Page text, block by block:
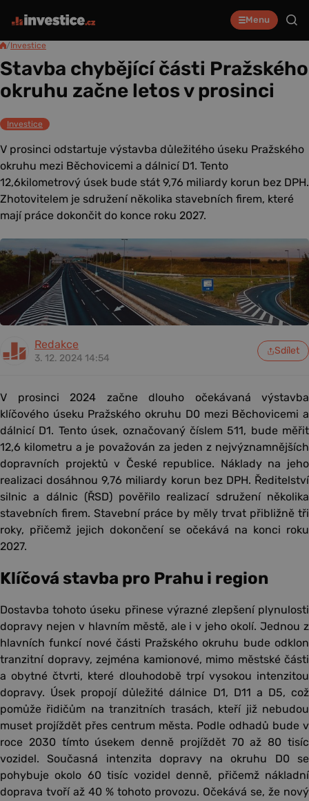
Menu
/Investice
Stavba chybějící části Pražského
okruhu začne letos v prosinci
Investice
V prosinci odstartuje výstavba důležitého úseku Pražského
okruhu mezi Běchovicemi a dálnicí D1. Tento
12,6kilometrový úsek bude stát 9,76 miliardy korun bez DPH.
Zhotovitelem je sdružení několika stavebních firem, které
mají práce dokončit do konce roku 2027.
Redakce
3. 12. 2024 14:54
Sdílet
V prosinci 2024 začne dlouho očekávaná výstavba
klíčového úseku Pražského okruhu D0 mezi Běchovicemi a
dálnicí D1. Tento úsek, označovaný číslem 511, bude měřit
12,6 kilometru a je považován za jeden z nejvýznamnějších
dopravních projektů v České republice. Náklady na jeho
realizaci dosáhnou 9,76 miliardy korun bez DPH. Ředitelství
silnic a dálnic (ŘSD) pověřilo realizací sdružení několika
stavebních firem. Stavební práce by měly trvat přibližně tři
roky, přičemž jejich dokončení se očekává na konci roku
2027.
Klíčová stavba pro Prahu i region
Dostavba tohoto úseku přinese výrazné zlepšení plynulosti
dopravy nejen v hlavním městě, ale i v jeho okolí. Jednou z
hlavních funkcí nové části Pražského okruhu bude odklon
tranzitní dopravy, zejména kamionové, mimo městské části
a obytné čtvrti, které dlouhodobě trpí vysokou intenzitou
dopravy. Úsek propojí důležité dálnice D1, D11 a D5, což
pomůže řidičům na tranzitních trasách, kteří již nebudou
muset projíždět přes centrum města. Podle odhadů bude v
roce 2030 tímto úsekem denně projíždět 70 až 80 tisíc
vozidel. Současná intenzita dopravy na okruhu D0 se
pohybuje okolo 60 tisíc vozidel denně, přičemž nákladní
doprava tvoří až 40 % tohoto provozu. Očekává se, že nový